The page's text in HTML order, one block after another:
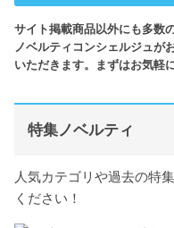
サイト掲載商品以外にも多数
ノベルティコンシェルジュが
いただきます。まずはお気軽
特集ノベルティ
人気カテゴリや過去の特
ください！